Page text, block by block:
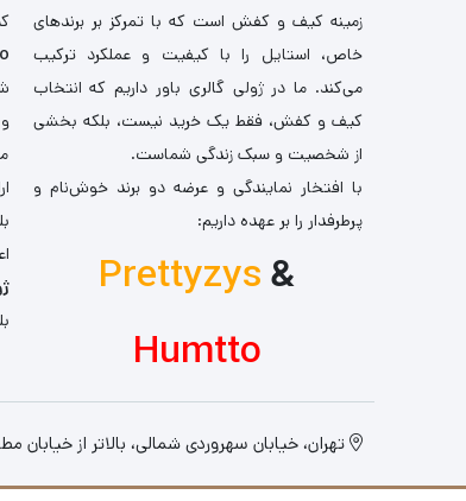
زمینه کیف و کفش است که با تمرکز بر برندهای
خاص، استایل را با کیفیت و عملکرد ترکیب
می‌کند. ما در ژولی گالری باور داریم که انتخاب
کیف و کفش، فقط یک خرید نیست، بلکه بخشی
از شخصیت و سبک زندگی شماست.
با افتخار نمایندگی و عرضه دو برند خوش‌نام و
پرطرفدار را بر عهده داریم:
Prettyzys&
Humtto
تهران، خیابان سهروردی شمالی، بالاتر از خیابان